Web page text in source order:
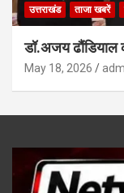
उत्तराखंड ताजा खबरें
डॉ.अजय ढौंडियाल
May 18, 2026